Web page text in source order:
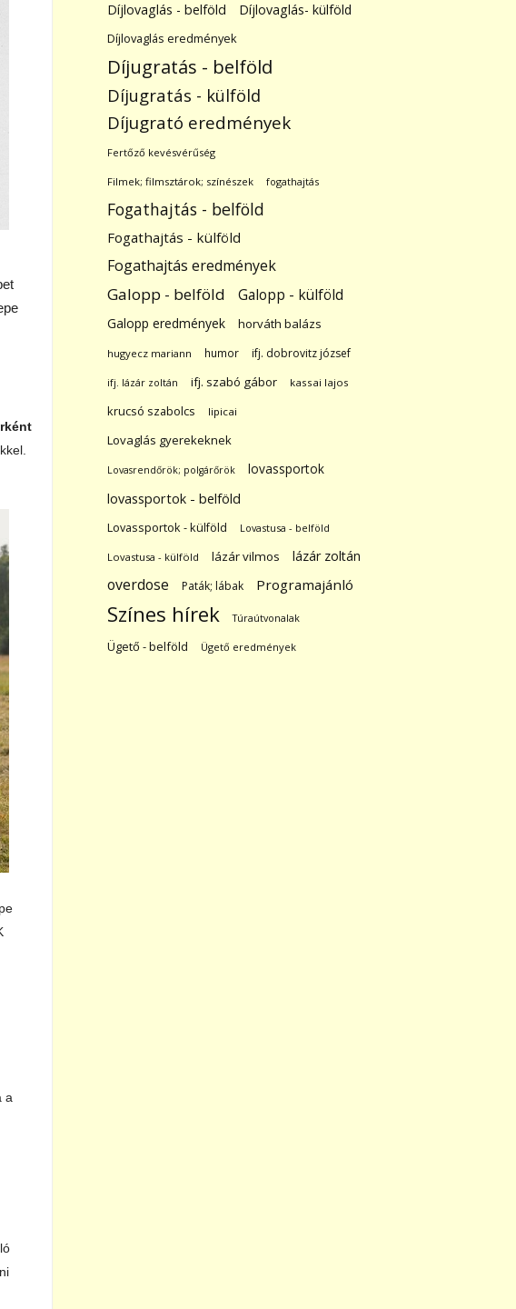
a
Díjlovaglás - belföld Díjlovaglás- külföld
Díjlovaglás eredmények
Díjugratás - belföld
Díjugratás - külföld
Díjugrató eredmények
Fertőző kevésvérűség
Filmek; filmsztárok; színészek fogathajtás
Fogathajtás - belföld
Fogathajtás - külföld
Fogathajtás eredmények
Galopp - belföld Galopp - külföld
Galopp eredmények horváth balázs
hugyecz mariann humor ifj. dobrovitz józsef
ifj. lázár zoltán ifj. szabó gábor kassai lajos
krucsó szabolcs lipicai
Lovaglás gyerekeknek
Lovasrendőrök; polgárőrök
lovassportok
lovassportok - belföld
Lovassportok - külföld Lovastusa - belföld
Lovastusa - külföld lázár vilmos lázár zoltán
overdose Paták; lábak Programajánló
Színes hírek Túraútvonalak
Ügető - belföld Ügető eredmények